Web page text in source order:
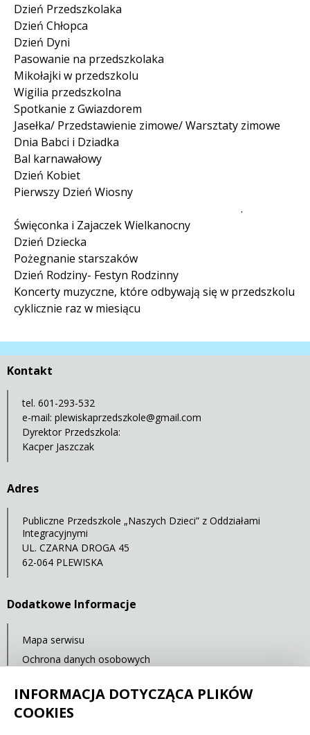
Dzień Przedszkolaka
Dzień Chłopca
Dzień Dyni
Pasowanie na przedszkolaka
Mikołajki w przedszkolu
Wigilia przedszkolna
Spotkanie z Gwiazdorem
Jasełka/ Przedstawienie zimowe/ Warsztaty zimowe
Dnia Babci i Dziadka
Bal karnawałowy
Dzień Kobiet
Pierwszy Dzień Wiosny
.
Święconka i Zajaczek Wielkanocny
Dzień Dziecka
Pożegnanie starszaków
Dzień Rodziny- Festyn Rodzinny
Koncerty muzyczne, które odbywają się w przedszkolu
cyklicznie raz w miesiącu
Kontakt
tel. 601-293-532
e-mail: plewiskaprzedszkole@gmail.com
Dyrektor Przedszkola:
Kacper Jaszczak
Adres
Publiczne Przedszkole „Naszych Dzieci” z Oddziałami
Integracyjnymi
UL. CZARNA DROGA 45
62-064 PLEWISKA
Dodatkowe Informacje
Mapa serwisu
Ochrona danych osobowych
Ostatnia aktualizacja: 14.07.2021 12:00
INFORMACJA DOTYCZĄCA PLIKÓW
COOKIES